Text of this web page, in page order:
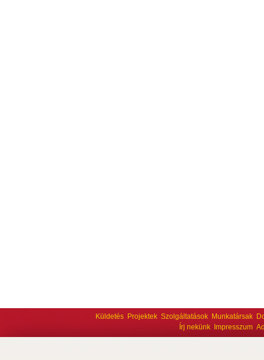
Küldetés Projektek Szolgáltatások Munkatársak
Írj nekünk
Impresszum